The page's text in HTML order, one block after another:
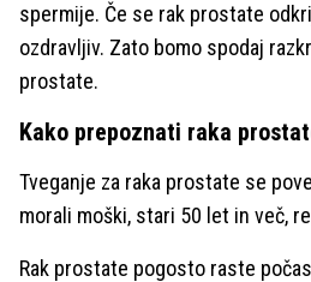
spermije. Če se rak prostate
ozdravljiv. Zato bomo spodaj
prostate.
Kako prepoznati raka
Tveganje za raka prostate se
morali moški, stari 50 let in več,
Rak prostate pogosto raste